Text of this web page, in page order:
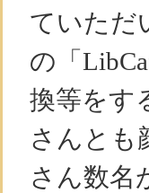
ていただ
の「
換等をす
さんとも
さん数名